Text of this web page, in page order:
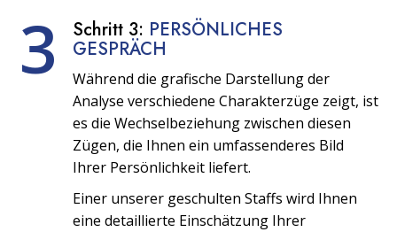
3 Schritt 3: PERSÖNLICHES
GESPRÄCH
Während die grafische Darstellung der
Analyse verschiedene Charakterzüge zeigt, ist
es die Wechselbeziehung zwischen diesen
Zügen, die Ihnen ein umfassenderes Bild
Ihrer Persönlichkeit liefert.
Einer unserer geschulten Staffs wird Ihnen
eine detaillierte Einschätzung Ihrer